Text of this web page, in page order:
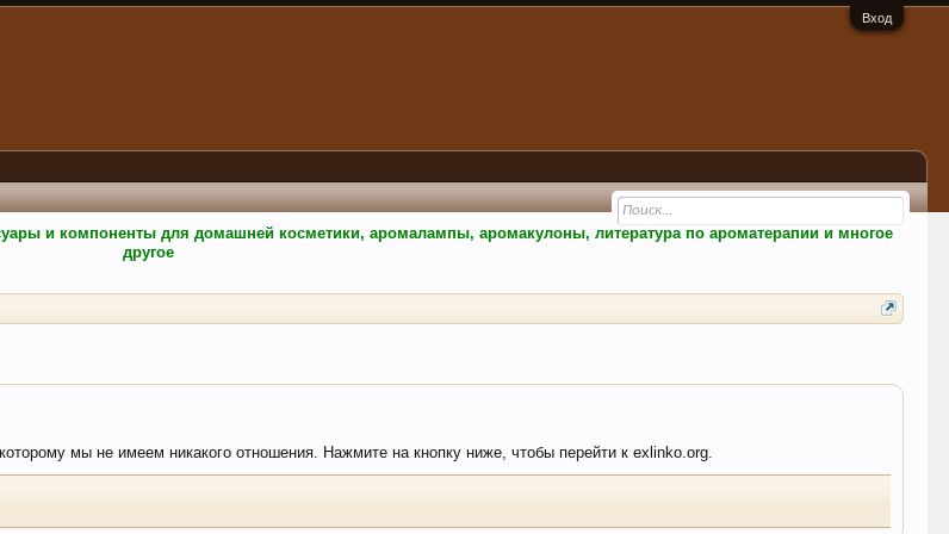
Вход
и компоненты для домашней косметики, аромалампы, аромакулоны, литература по ароматерапии и многое
другое
мы не имеем никакого отношения. Нажмите на кнопку ниже, чтобы перейти к exlinko.org.